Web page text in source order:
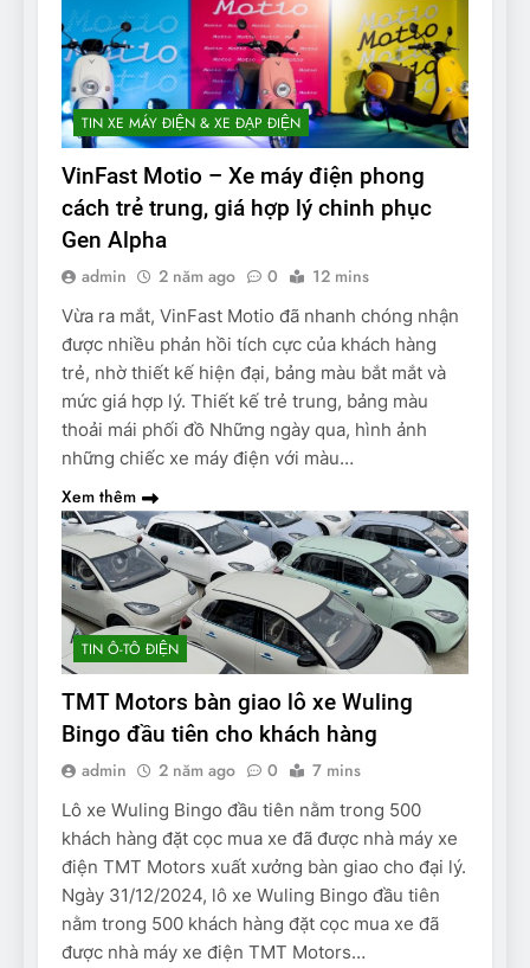
TIN XE MÁY ĐIỆN & XE ĐẠP ĐIỆN
VinFast Motio – Xe máy điện phong
cách trẻ trung, giá hợp lý chinh phục
Gen Alpha
admin 2 năm ago 0 12 mins
Vừa ra mắt, VinFast Motio đã nhanh chóng nhận
được nhiều phản hồi tích cực của khách hàng
trẻ, nhờ thiết kế hiện đại, bảng màu bắt mắt và
mức giá hợp lý. Thiết kế trẻ trung, bảng màu
thoải mái phối đồ Những ngày qua, hình ảnh
những chiếc xe máy điện với màu…
Xem thêm
TIN Ô-TÔ ĐIỆN
TMT Motors bàn giao lô xe Wuling
Bingo đầu tiên cho khách hàng
admin 2 năm ago 0 7 mins
Lô xe Wuling Bingo đầu tiên nằm trong 500
khách hàng đặt cọc mua xe đã được nhà máy xe
điện TMT Motors xuất xưởng bàn giao cho đại lý.
Ngày 31/12/2024, lô xe Wuling Bingo đầu tiên
nằm trong 500 khách hàng đặt cọc mua xe đã
được nhà máy xe điện TMT Motors…